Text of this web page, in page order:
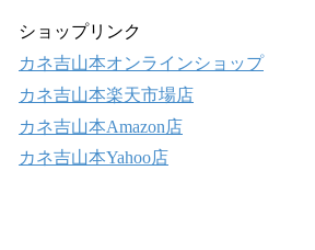
ショップリンク
カネ吉山本オンラインショップ
カネ吉山本楽天市場店
カネ吉山本Amazon店
カネ吉山本Yahoo店